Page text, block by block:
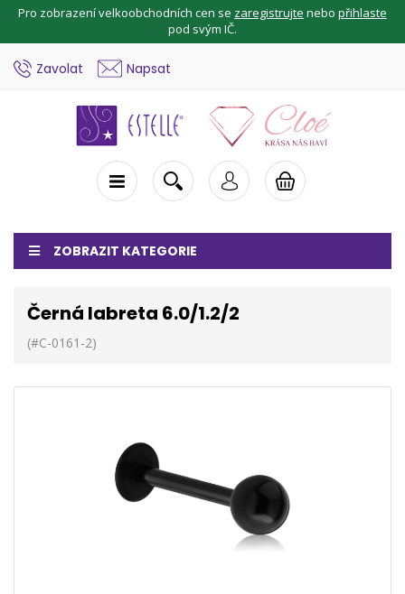
Pro zobrazení velkoobchodních cen se zaregistrujte nebo přihlaste
pod svým IČ.
Zavolat Napsat
ZOBRAZIT KATEGORIE
Černá labreta 6.0/1.2/2
(#C-0161-2)